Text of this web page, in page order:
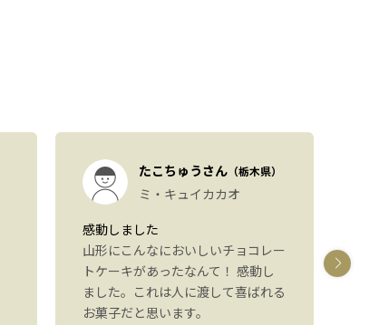
たこちゅうさん （栃木県）
ミ・キュイカカオ
感動しました
山形にこんなにおいしいチョコレー
トケーキがあったなんて！ 感動し
ました。これは人に渡して喜ばれる
お菓子だと思います。